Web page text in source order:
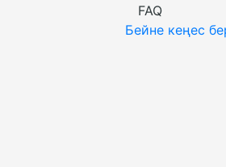
FAQ
Бейне кеңес